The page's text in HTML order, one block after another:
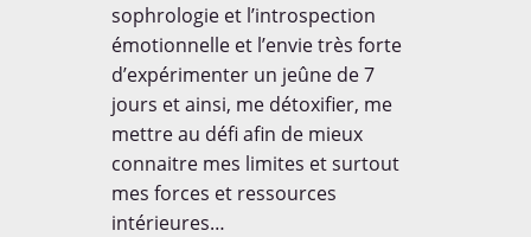
sophrologie et l’introspection
émotionnelle et l’envie très forte
d’expérimenter un jeûne de 7
jours et ainsi, me détoxifier, me
mettre au défi afin de mieux
connaitre mes limites et surtout
mes forces et ressources
intérieures…